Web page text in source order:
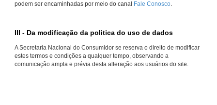
podem ser encaminhadas por meio do canal Fale Conosco.
III - Da modificação da politica do uso de dados
A Secretaria Nacional do Consumidor se reserva o direito de modificar
estes termos e condições a qualquer tempo, observando a
comunicação ampla e prévia desta alteração aos usuários do site.